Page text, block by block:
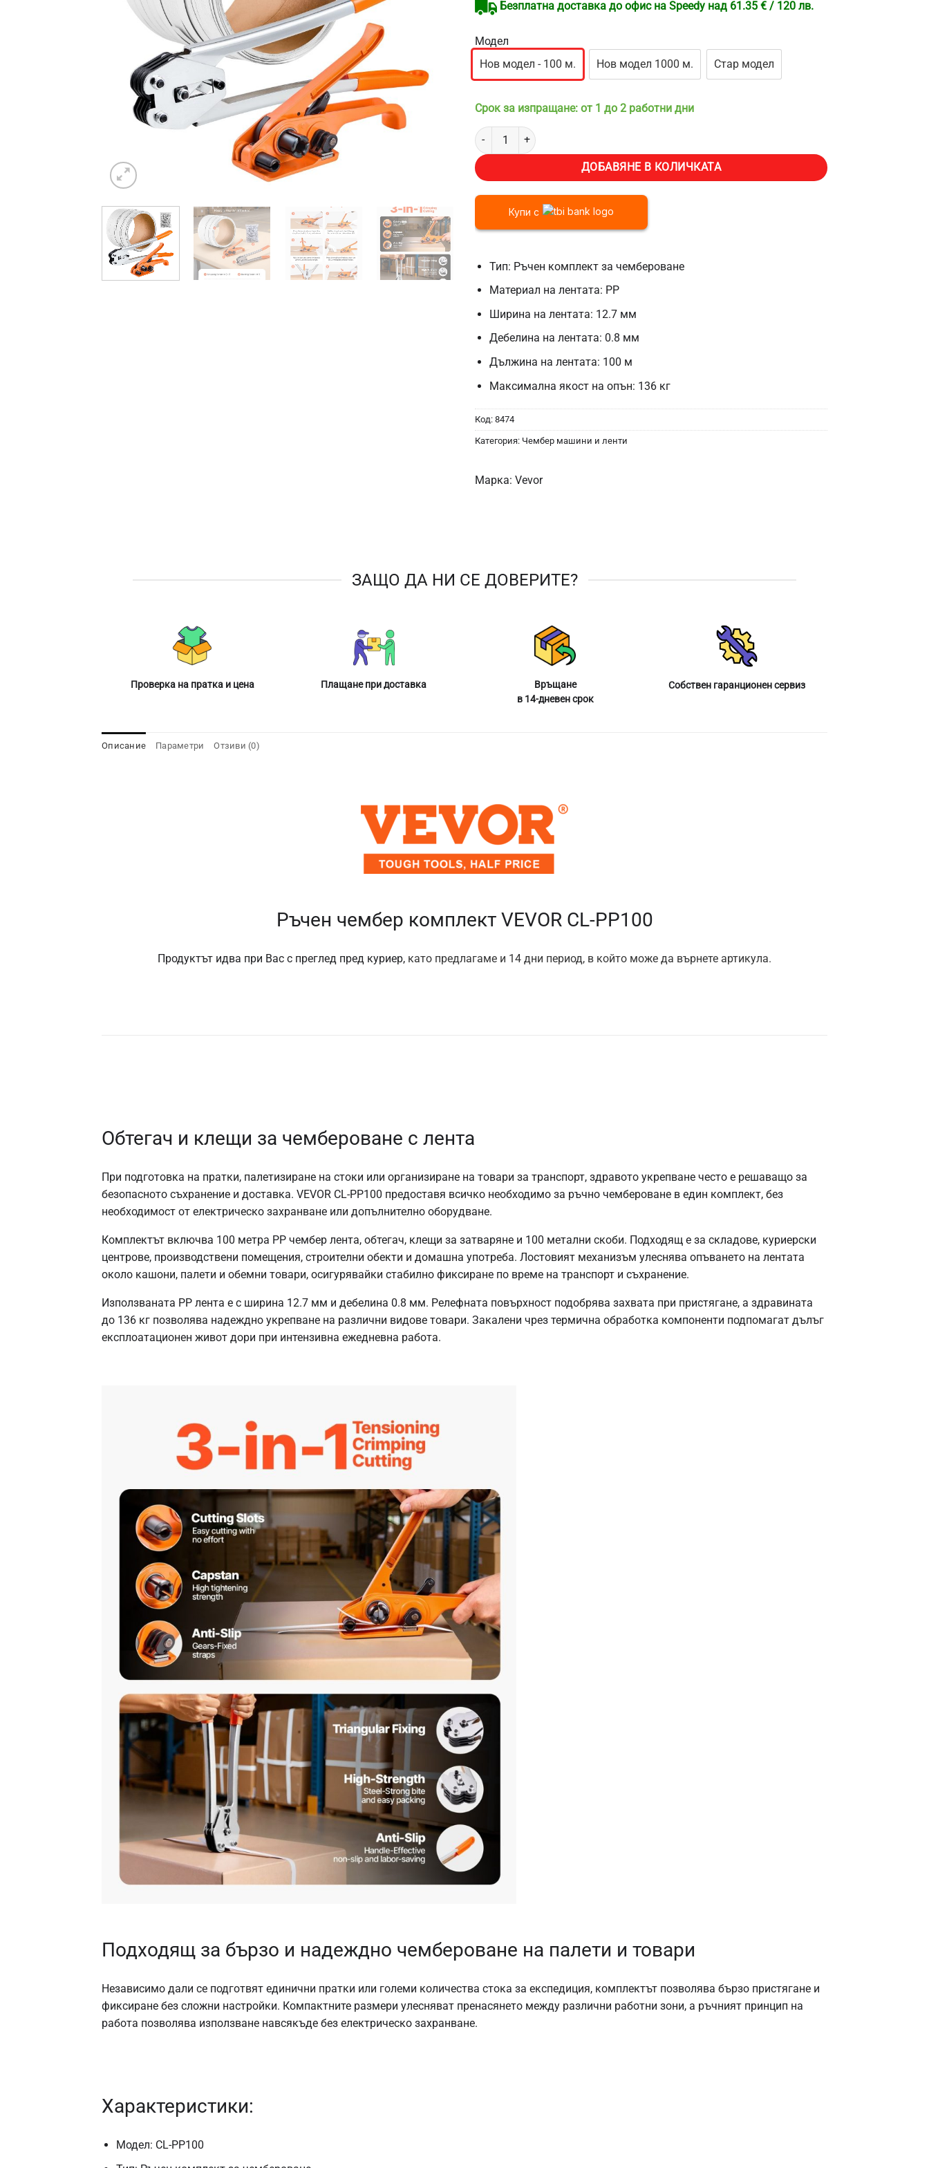
Безплатна доставка до офис на Speedy над 61.35 € / 120 лв.
Модел
Нов модел - 100 м.
Нов модел 1000 м. Стар модел
Срок за изпращане: от 1 до 2 работни дни
количество за Ръчен чембер комплект VEVOR CL-PP100, PP Лента 100 м, Обтегач и Клещи за
ДОБАВЯНЕ В КОЛИЧКАТА
Купи с
Тип: Ръчен комплект за чембероване
Материал на лентата: PP
Ширина на лентата: 12.7 мм
Дебелина на лентата: 0.8 мм
Дължина на лентата: 100 м
Максимална якост на опън: 136 кг
Код: 8474
Категория: Чембер машини и ленти
Марка: Vevor
ЗАЩО ДА НИ СЕ ДОВЕРИТЕ?
Проверка на пратка и цена Плащане при доставка
Връщане
в 14-дневен срок
Собствен гаранционен сервиз
Описание Параметри Отзиви (0)
Ръчен чембер комплект VEVOR CL-PP100
Продуктът идва при Вас с преглед пред куриер, като предлагаме и 14 дни период, в който може да върнете артикула.
Обтегач и клещи за чембероване с лента
При подготовка на пратки, палетизиране на стоки или организиране на товари за транспорт, здравото укрепване често е решаващо за
безопасното съхранение и доставка. VEVOR CL-PP100 предоставя всичко необходимо за ръчно чембероване в един комплект, без
необходимост от електрическо захранване или допълнително оборудване.
Комплектът включва 100 метра PP чембер лента, обтегач, клещи за затваряне и 100 метални скоби. Подходящ е за складове, куриерски
центрове, производствени помещения, строителни обекти и домашна употреба. Лостовият механизъм улеснява опъването на лентата
около кашони, палети и обемни товари, осигурявайки стабилно фиксиране по време на транспорт и съхранение.
Използваната PP лента е с ширина 12.7 мм и дебелина 0.8 мм. Релефната повърхност подобрява захвата при пристягане, а здравината
до 136 кг позволява надеждно укрепване на различни видове товари. Закалени чрез термична обработка компоненти подпомагат дълъг
експлоатационен живот дори при интензивна ежедневна работа.
Подходящ за бързо и надеждно чембероване на палети и товари
Независимо дали се подготвят единични пратки или големи количества стока за експедиция, комплектът позволява бързо пристягане и
фиксиране без сложни настройки. Компактните размери улесняват пренасянето между различни работни зони, а ръчният принцип на
работа позволява използване навсякъде без електрическо захранване.
Характеристики:
Модел: CL-PP100